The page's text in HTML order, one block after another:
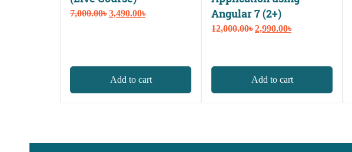
7,000.00৳ Original
3,490.00৳Current
Add to cart
Angular 7 (2+)
12,000.00৳ Original
2,990.00৳Current
Add to cart